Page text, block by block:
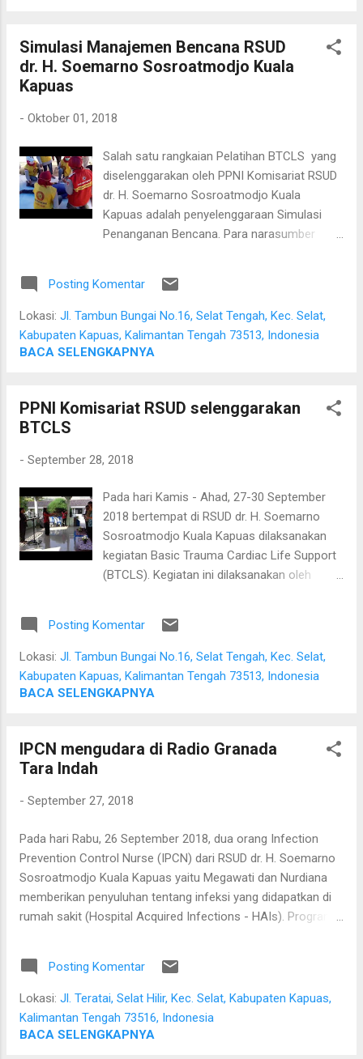
menanyakan masalah jumlah pasien yang
dirujuk ke rumah sakit tipe B; berap...
Bupati Kapuas, Drs. H. M. Nafiah Ibnor, MM.
Simulasi Manajemen Bencana RSUD
dr. H. Soemarno Sosroatmodjo Kuala
Kapuas
- Oktober 01, 2018
Salah satu rangkaian Pelatihan BTCLS yang
diselenggarakan oleh PPNI Komisariat RSUD
dr. H. Soemarno Sosroatmodjo Kuala
Kapuas adalah penyelenggaraan Simulasi
Penanganan Bencana. Para narasumber
rumah sakit dan berbagai pihak yang terlibat
(seperti Puskesmas, PSC 119, Balakar 545)
melakukan penanganan terpadu terhadap
bencana tersebut. Kegiatan ini sangat
satu aspek yang harus dilaksanakan oleh
Posting Komentar
Lokasi: Jl. Tambun Bungai No.16, Selat Tengah, Kec. Selat,
Kabupaten Kapuas, Kalimantan Tengah 73513, Indonesia
BACA SELENGKAPNYA
PPNI Komisariat RSUD selenggarakan
BTCLS
- September 28, 2018
Pada hari Kamis - Ahad, 27-30 September
2018 bertempat di RSUD dr. H. Soemarno
Sosroatmodjo Kuala Kapuas dilaksanakan
kegiatan Basic Trauma Cardiac Life Support
(BTCLS). Kegiatan ini dilaksanakan oleh
H. Soemarno Sosroatmodjo Kuala Kapuas.
Narasumber pelatihan ini adalah Jakarta
Medical Service & Training 119 (JMS 119).
Peserta pelatihan adalah para perawat dari
Palangka Raya. Dalam pelatihan ini para
Direncanakan pada hari Ahad nanti akan
penanggulangan bencana di halaman rumah
sakit.
Posting Komentar
Lokasi: Jl. Tambun Bungai No.16, Selat Tengah, Kec. Selat,
Kabupaten Kapuas, Kalimantan Tengah 73513, Indonesia
BACA SELENGKAPNYA
IPCN mengudara di Radio Granada
Tara Indah
- September 27, 2018
Pada hari Rabu, 26 September 2018, dua orang Infection
Prevention Control Nurse (IPCN) dari RSUD dr. H. Soemarno
Sosroatmodjo Kuala Kapuas yaitu Megawati dan Nurdiana
memberikan penyuluhan tentang infeksi yang didapatkan di
rumah sakit (Hospital Acquired Infections - HAIs). Program
dilakukan setiap minggu pada radio yang berbeda yaitu Radio
Siaran Pemerintah Daerah dan Radio Granada Tara Indah.
Pemberi penyuluhan di radio ini dilakukan oleh perawat,
dokter umum dan dokter spesialis yang ada di rumah sakit,
Posting Komentar
Lokasi: Jl. Teratai, Selat Hilir, Kec. Selat, Kabupaten Kapuas,
Kalimantan Tengah 73516, Indonesia
BACA SELENGKAPNYA